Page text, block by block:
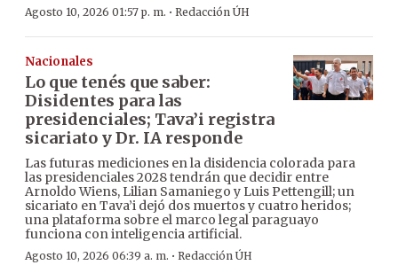
Agosto 10, 2026 01:57 p. m. · Redacción ÚH
Nacionales
Lo que tenés que saber:
Disidentes para las
presidenciales; Tava’i registra
sicariato y Dr. IA responde
Las futuras mediciones en la disidencia colorada para
las presidenciales 2028 tendrán que decidir entre
Arnoldo Wiens, Lilian Samaniego y Luis Pettengill; un
sicariato en Tava’i dejó dos muertos y cuatro heridos;
una plataforma sobre el marco legal paraguayo
funciona con inteligencia artificial.
Agosto 10, 2026 06:39 a. m. · Redacción ÚH